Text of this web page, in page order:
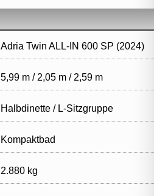
Adria Twin ALL-IN 600 SP (2024)
5,99 m / 2,05 m / 2,59 m
Halbdinette / L‑Sitzgruppe
Kompaktbad
2.880 kg